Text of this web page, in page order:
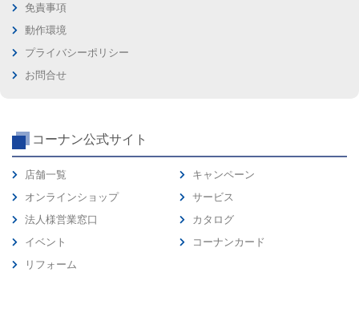
免責事項
動作環境
プライバシーポリシー
お問合せ
コーナン公式サイト
店舗一覧
オンラインショップ
法人様営業窓口
イベント
リフォーム
キャンペーン
サービス
カタログ
コーナンカード